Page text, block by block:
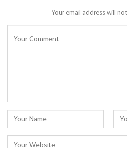
Your email address will